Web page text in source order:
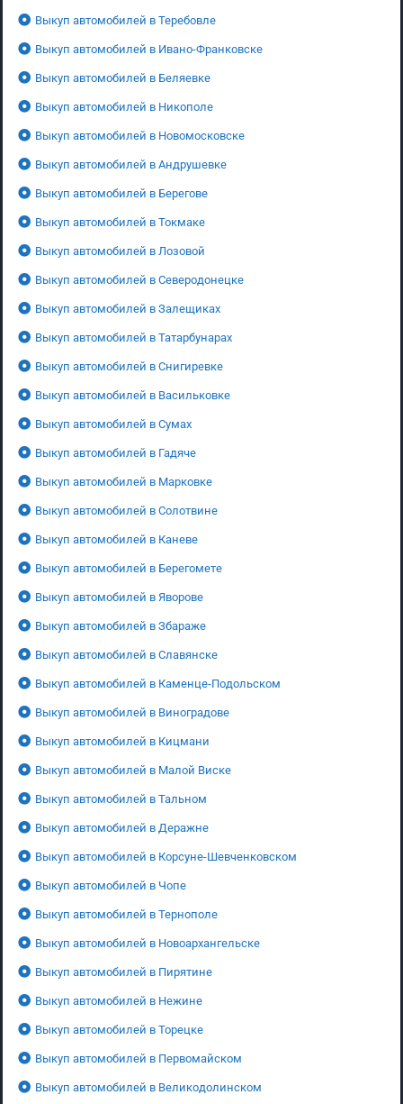
Выкуп автомобилей в Теребовле
Выкуп автомобилей в Ивано-Франковске
Выкуп автомобилей в Беляевке
Выкуп автомобилей в Никополе
Выкуп автомобилей в Новомосковске
Выкуп автомобилей в Андрушевке
Выкуп автомобилей в Берегове
Выкуп автомобилей в Токмаке
Выкуп автомобилей в Лозовой
Выкуп автомобилей в Северодонецке
Выкуп автомобилей в Залещиках
Выкуп автомобилей в Татарбунарах
Выкуп автомобилей в Снигиревке
Выкуп автомобилей в Васильковке
Выкуп автомобилей в Сумах
Выкуп автомобилей в Гадяче
Выкуп автомобилей в Марковке
Выкуп автомобилей в Солотвине
Выкуп автомобилей в Каневе
Выкуп автомобилей в Берегомете
Выкуп автомобилей в Яворове
Выкуп автомобилей в Збараже
Выкуп автомобилей в Славянске
Выкуп автомобилей в Каменце-Подольском
Выкуп автомобилей в Виноградове
Выкуп автомобилей в Кицмани
Выкуп автомобилей в Малой Виске
Выкуп автомобилей в Тальном
Выкуп автомобилей в Деражне
Выкуп автомобилей в Корсуне-Шевченковском
Выкуп автомобилей в Чопе
Выкуп автомобилей в Тернополе
Выкуп автомобилей в Новоархангельске
Выкуп автомобилей в Пирятине
Выкуп автомобилей в Нежине
Выкуп автомобилей в Торецке
Выкуп автомобилей в Первомайском
Выкуп автомобилей в Великодолинском